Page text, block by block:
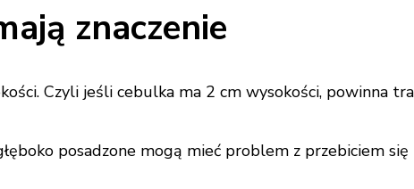
znaczenie
Czyli jeśli cebulka ma 2 cm wysokości, powinna
posadzone mogą mieć problem z przebiciem się